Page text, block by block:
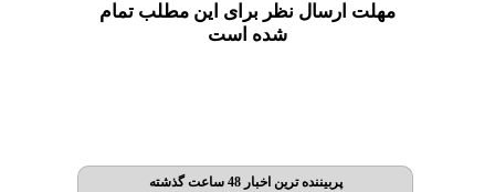
مهلت ارسال نظر برای این مطلب تمام
شده است
پربیننده ترین اخبار 48 ساعت گذشته